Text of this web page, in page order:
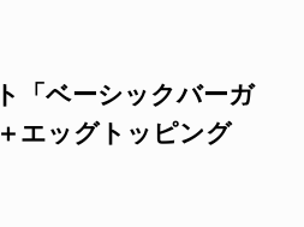
「ベーシックバーガ
エッグトッピング